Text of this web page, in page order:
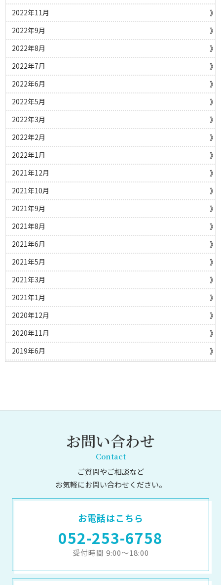
2022年11月
2022年9月
2022年8月
2022年7月
2022年6月
2022年5月
2022年3月
2022年2月
2022年1月
2021年12月
2021年10月
2021年9月
2021年8月
2021年6月
2021年5月
2021年3月
2021年1月
2020年12月
2020年11月
2019年6月
お問い合わせ
Contact
ご質問やご相談など
お気軽にお問い合わせください。
お電話はこちら
052-253-6758
受付時間 9:00～18:00